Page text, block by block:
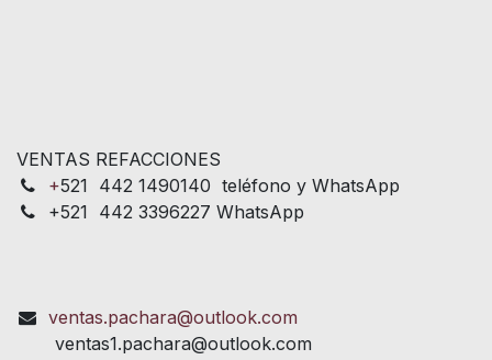
VENTAS REFACCIONES
+521 442 1490140 teléfono y WhatsApp
+521 442 3396227 WhatsApp
ventas.pachara@outlook.com
ventas1.pachara@outlook.com